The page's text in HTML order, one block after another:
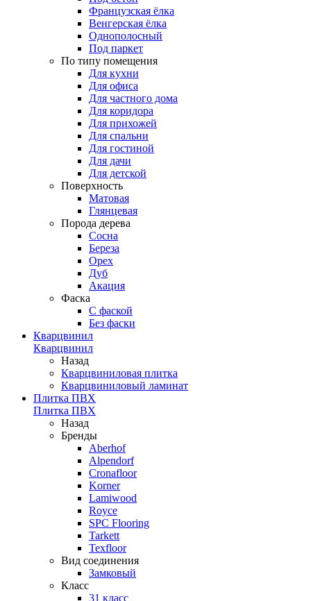
Французская ёлка
Венгерская ёлка
Однополосный
Под паркет
По типу помещения
Для кухни
Для офиса
Для частного дома
Для коридора
Для прихожей
Для спальни
Для гостиной
Для дачи
Для детской
Поверхность
Матовая
Глянцевая
Порода дерева
Сосна
Береза
Орех
Дуб
Акация
Фаска
С фаской
Без фаски
Кварцвинил
Кварцвинил
Назад
Кварцвиниловая плитка
Кварцвиниловый ламинат
Плитка ПВХ
Плитка ПВХ
Назад
Бренды
Aberhof
Alpendorf
Cronafloor
Korner
Lamiwood
Royce
SPC Flooring
Tarkett
Texfloor
Вид соединения
Замковый
Класс
31 класс